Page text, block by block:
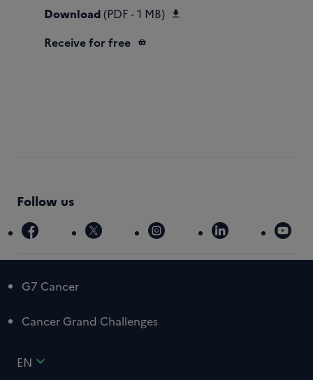
Download(PDF - 1 MB)
Receive for free
Follow us
facebook x instagram linkedin
G7 Cancer
Cancer Grand Challenges
EN expand_more